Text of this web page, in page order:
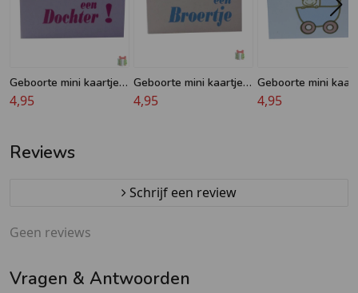
Geboorte mini kaartje -
Een Dochter -
4,95
Geboorte mini kaartje -
Een Broertje
4,95
Geboorte mini
Baby in wagen -
4,95
Reviews
Schrijf een review
Geen reviews
Vragen & Antwoorden